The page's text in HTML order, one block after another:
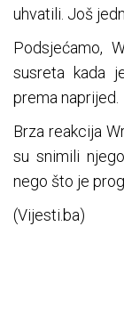
uhvatili. Još
Podsjećamo,
susreta kada
prema naprijed.
Brza reakcija
su snimili
nego što je
(Vijesti.ba)